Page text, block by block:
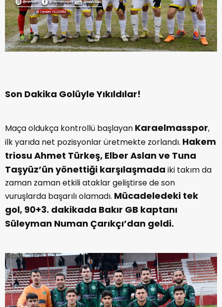
Son Dakika Golüyle Yıkıldılar!
Maça oldukça kontrollü başlayan Karaelmasspor,
ilk yarıda net pozisyonlar üretmekte zorlandı. Hakem
triosu Ahmet Türkeş, Elber Aslan ve Tuna
Taşyüz’ün yönettiği karşılaşmada iki takım da
zaman zaman etkili ataklar geliştirse de son
vuruşlarda başarılı olamadı. Mücadeledeki tek
gol, 90+3. dakikada Bakır GB kaptanı
Süleyman Numan Çarıkçı’dan geldi.